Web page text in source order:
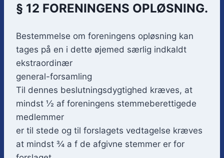
§ 12 FORENINGENS OPLØSNING.
Bestemmelse om foreningens opløsning kan
tages på en i dette øjemed særlig indkaldt
ekstraordinær
general-forsamling
Til dennes beslutningsdygtighed kræves, at
mindst ½ af foreningens stemmeberettigede
medlemmer
er til stede og til forslagets vedtagelse kræves
at mindst ¾ a f de afgivne stemmer er for